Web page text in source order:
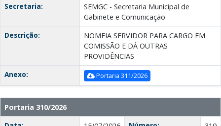
Secretaria:
SEMGC - Secretaria Municipal de
Gabinete e Comunicação
Descrição:
NOMEIA SERVIDOR PARA CARGO EM
COMISSÃO E DÁ OUTRAS
PROVIDÊNCIAS
Anexo:
Portaria 311/2026
Portaria 310/2026